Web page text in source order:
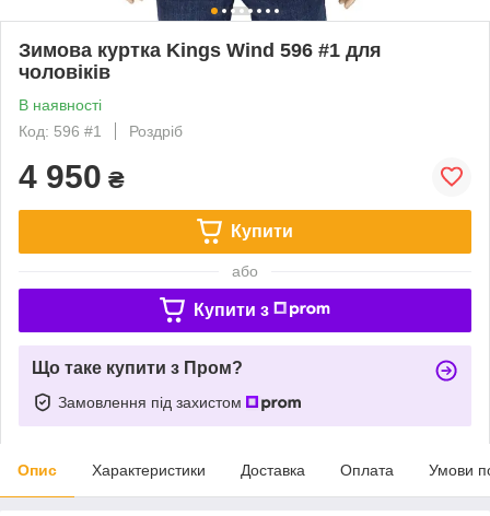
Зимова куртка Kings Wind 596 #1 для
чоловіків
В наявності
Код: 596 #1
Роздріб
4 950 ₴
Купити
або
Купити з
Що таке купити з Пром?
Замовлення під захистом
Опис Характеристики Доставка Оплата Умови